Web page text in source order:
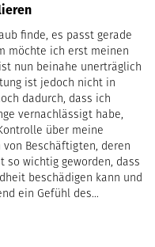
finde, es passt gerade
möchte ich erst meinen
nun beinahe unerträglich
ist jedoch nicht in
dadurch, dass ich
vernachlässigt habe,
über meine
von Beschäftigten, deren
so wichtig geworden, dass
beschädigen kann und
ein Gefühl des…